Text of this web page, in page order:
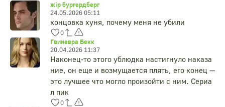
жiр бургердберг
24.05.2026 05:11
концовка хуня, почему меня не убили
0
Гвиневра Бекк
20.04.2026 11:37
Наконец-то этого ублюдка настигнуло наказа
ние, он еще и возмущается плять, его конец —
это лучшее что могло произойти с ним. Сериа
л пик
0